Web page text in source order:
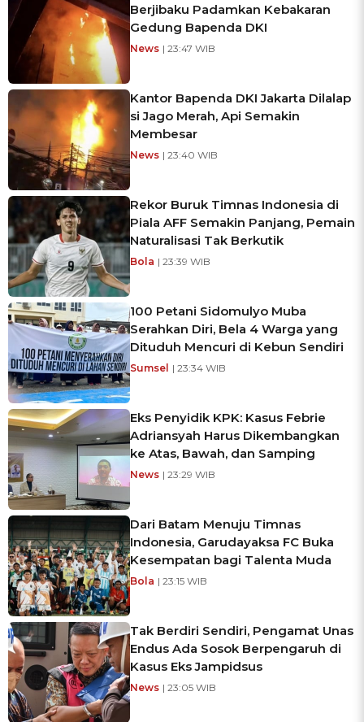
Berjibaku Padamkan Kebakaran
Gedung Bapenda DKI
News | 23:47 WIB
Kantor Bapenda DKI Jakarta Dilalap
si Jago Merah, Api Semakin
Membesar
News | 23:40 WIB
Rekor Buruk Timnas Indonesia di
Piala AFF Semakin Panjang, Pemain
Naturalisasi Tak Berkutik
Bola | 23:39 WIB
100 Petani Sidomulyo Muba
Serahkan Diri, Bela 4 Warga yang
Dituduh Mencuri di Kebun Sendiri
Sumsel | 23:34 WIB
Eks Penyidik KPK: Kasus Febrie
Adriansyah Harus Dikembangkan
ke Atas, Bawah, dan Samping
News | 23:29 WIB
Dari Batam Menuju Timnas
Indonesia, Garudayaksa FC Buka
Kesempatan bagi Talenta Muda
Bola | 23:15 WIB
Tak Berdiri Sendiri, Pengamat Unas
Endus Ada Sosok Berpengaruh di
Kasus Eks Jampidsus
News | 23:05 WIB